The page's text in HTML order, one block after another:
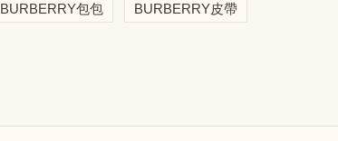
BURBERRY包包 BURBERRY皮帶